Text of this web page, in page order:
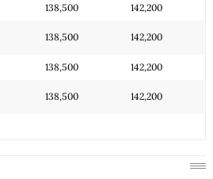
138,500 142,200
138,500 142,200
138,500 142,200
138,500 142,200